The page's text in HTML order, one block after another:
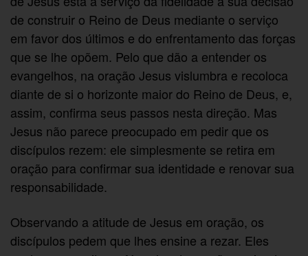
de construir o Reino de Deus mediante o serviço
em favor dos últimos e do enfrentamento das forças
que se lhe opõem. Pelo que dão a entender os
evangelhos, na oração Jesus vislumbra e recoloca
diante de si o horizonte maior do Reino de Deus, e,
assim, confirma seus passos nesta direção. Mas
Jesus não parece preocupado em pedir que os
discípulos rezem: ele simplesmente se retira em
oração para confirmar sua identidade e renovar sua
responsabilidade.
Observando a atitude de Jesus em oração, os
discípulos pedem que lhes ensine a rezar. Eles